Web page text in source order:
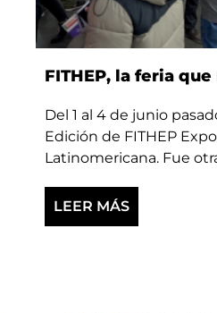
FITHEP, la feria
Del 1 al 4 de junio
Edición de FITHEP
Latinomericana. Fue
LEER MÁS